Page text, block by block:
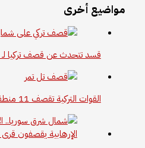
مواضيع أخرى
قسد تتحدث عن قصف تركيا لـ 53 قرية في شمال سوريا
القوات التركية تقصف 11 منطقة بريف الحسكة شمال سوريا